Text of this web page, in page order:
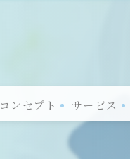
コンセプト
当院の口コミ情報
サービス